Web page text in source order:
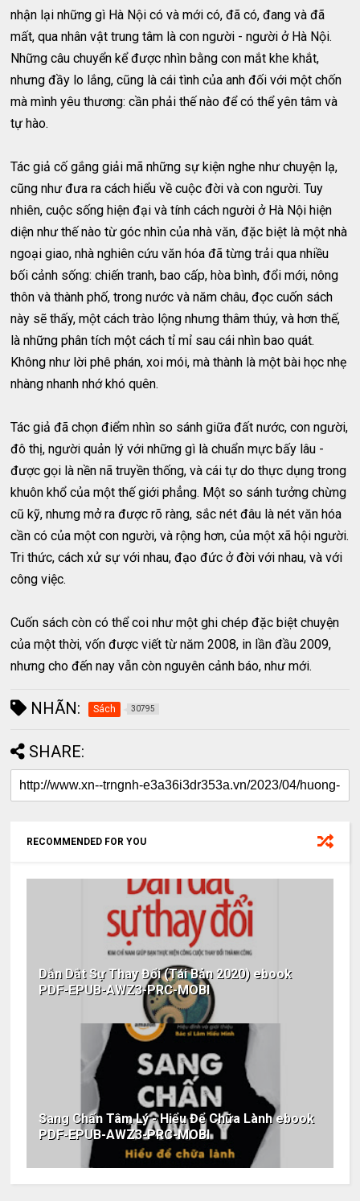
nhận lại những gì Hà Nội có và mới có, đã có, đang và đã
mất, qua nhân vật trung tâm là con người - người ở Hà Nội.
Những câu chuyển kể được nhìn bằng con mắt khe khắt,
nhưng đầy lo lắng, cũng là cái tình của anh đối với một chốn
mà mình yêu thương: cần phải thế nào để có thể yên tâm và
tự hào.
Tác giả cố gắng giải mã những sự kiện nghe như chuyện lạ,
cũng như đưa ra cách hiểu về cuộc đời và con người. Tuy
nhiên, cuộc sống hiện đại và tính cách người ở Hà Nội hiện
diện như thế nào từ góc nhìn của nhà văn, đặc biệt là một nhà
ngoại giao, nhà nghiên cứu văn hóa đã từng trải qua nhiều
bối cảnh sống: chiến tranh, bao cấp, hòa bình, đổi mới, nông
thôn và thành phố, trong nước và năm châu, đọc cuốn sách
này sẽ thấy, một cách trào lộng nhưng thâm thúy, và hơn thế,
là những phân tích một cách tỉ mỉ sau cái nhìn bao quát.
Không như lời phê phán, xoi mói, mà thành là một bài học nhẹ
nhàng nhanh nhớ khó quên.
Tác giả đã chọn điểm nhìn so sánh giữa đất nước, con người,
đô thị, người quản lý với những gì là chuẩn mực bấy lâu -
được gọi là nền nã truyền thống, và cái tự do thực dụng trong
khuôn khổ của một thế giới phẳng. Một so sánh tưởng chừng
cũ kỹ, nhưng mở ra được rõ ràng, sắc nét đâu là nét văn hóa
cần có của một con người, và rộng hơn, của một xã hội người.
Tri thức, cách xử sự với nhau, đạo đức ở đời với nhau, và với
công việc.
Cuốn sách còn có thể coi như một ghi chép đặc biệt chuyện
của một thời, vốn được viết từ năm 2008, in lần đầu 2009,
nhưng cho đến nay vẫn còn nguyên cảnh báo, như mới.
NHÃN: Sách 30795
SHARE:
RECOMMENDED FOR YOU
Dẫn Dắt Sự Thay Đổi (Tái Bản 2020) ebook
PDF-EPUB-AWZ3-PRC-MOBI
Sang Chấn Tâm Lý - Hiểu Để Chữa Lành ebook
PDF-EPUB-AWZ3-PRC-MOBI